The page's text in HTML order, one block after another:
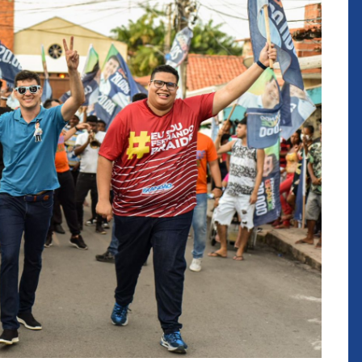
eu estou
desde março
o cargo de
Superior
do
no
e de
da Justiça
no biênio
presidente
Justiça do
o Biênio
juízes e servidores"
FROZ SOBRINHO
Ingressou no Ministério
Público Estadual em 1992,
onde foi Promotor de
Justiça. Como
desembargador exerceu a
função de corregedor geral
da Justiça do Maranhão no
biênio 2022/2024. É
presidente do TJMA no
biênio 2024/2026.